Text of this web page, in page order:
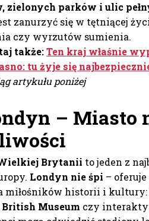
zielonych parków i ulic
zanurzyć się w tętniącej
czy wyrzutów sumienia.
także:Ten kraj właśnie
tu żyje się
artykułu poniżej
– Miasto
Brytanii to jeden z
Londyn nie śpi –
miłośników historii i kultury:
British Museum czy